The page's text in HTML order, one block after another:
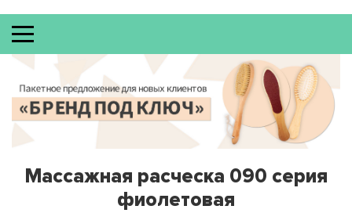
Массажная расческа 090 серия
фиолетовая